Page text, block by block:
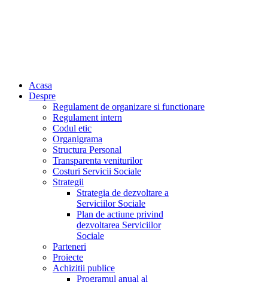
Acasa
Despre
Regulament de organizare si functionare
Regulament intern
Codul etic
Organigrama
Structura Personal
Transparenta veniturilor
Costuri Servicii Sociale
Strategii
Strategia de dezvoltare a
Serviciilor Sociale
Plan de actiune privind
dezvoltarea Serviciilor
Sociale
Parteneri
Proiecte
Achizitii publice
Programul anual al